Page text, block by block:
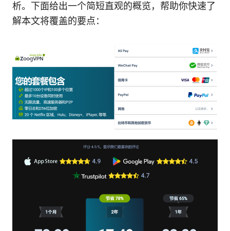
析。下面给出一个简短直观的概览，帮助你快速了
解本文将覆盖的要点：